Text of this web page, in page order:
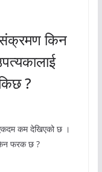
संक्रमण किन
?
एकदम कम देखिएको छ ।
फरक छ ?